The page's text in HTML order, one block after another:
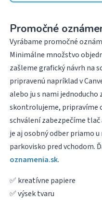
Promočné
Vyrábame promočné
Minimálne množstvo
zašleme grafický návrh na
pripravenú napríklad v
alebo ju s nami jednoducho
skontrolujeme, pripravíme
schválení zabezpečíme tlač
je aj osobný odber priamo
parkovisko pred vchodom.
oznamenia.sk.
✅ kreatívne papiere
✅ výsek tvaru